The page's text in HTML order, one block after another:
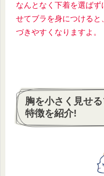
なんとなく下着を選ば
せてブラを身につける
づきやすくなりますよ。
胸を小さく見せ
特徴を紹介!